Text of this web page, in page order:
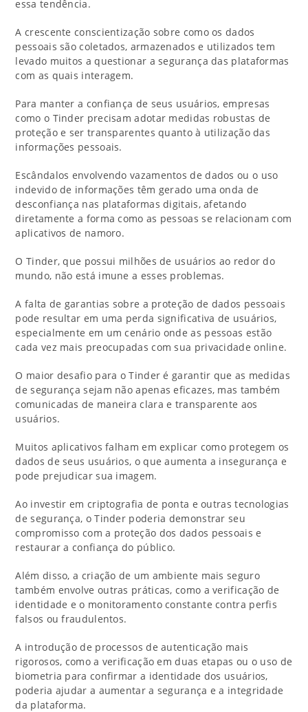
essa tendência.
A crescente conscientização sobre como os dados
pessoais são coletados, armazenados e utilizados tem
levado muitos a questionar a segurança das plataformas
com as quais interagem.
Para manter a confiança de seus usuários, empresas
como o Tinder precisam adotar medidas robustas de
proteção e ser transparentes quanto à utilização das
informações pessoais.
Escândalos envolvendo vazamentos de dados ou o uso
indevido de informações têm gerado uma onda de
desconfiança nas plataformas digitais, afetando
diretamente a forma como as pessoas se relacionam com
aplicativos de namoro.
O Tinder, que possui milhões de usuários ao redor do
mundo, não está imune a esses problemas.
A falta de garantias sobre a proteção de dados pessoais
pode resultar em uma perda significativa de usuários,
especialmente em um cenário onde as pessoas estão
cada vez mais preocupadas com sua privacidade online.
O maior desafio para o Tinder é garantir que as medidas
de segurança sejam não apenas eficazes, mas também
comunicadas de maneira clara e transparente aos
usuários.
Muitos aplicativos falham em explicar como protegem os
dados de seus usuários, o que aumenta a insegurança e
pode prejudicar sua imagem.
Ao investir em criptografia de ponta e outras tecnologias
de segurança, o Tinder poderia demonstrar seu
compromisso com a proteção dos dados pessoais e
restaurar a confiança do público.
Além disso, a criação de um ambiente mais seguro
também envolve outras práticas, como a verificação de
identidade e o monitoramento constante contra perfis
falsos ou fraudulentos.
A introdução de processos de autenticação mais
rigorosos, como a verificação em duas etapas ou o uso de
biometria para confirmar a identidade dos usuários,
poderia ajudar a aumentar a segurança e a integridade
da plataforma.